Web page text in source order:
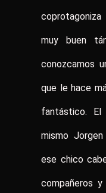
muy buen
conozcamos
que le hace
fantástico.
mismo
ese chico
compañeros